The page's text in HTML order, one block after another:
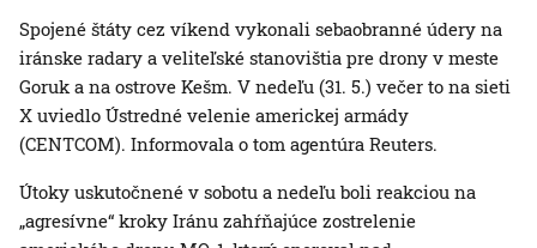
Spojené štáty cez víkend vykonali sebaobranné údery na
iránske radary a veliteľské stanovištia pre drony v meste
Goruk a na ostrove Kešm. V nedeľu (31. 5.) večer to na sieti
X uviedlo Ústredné velenie americkej armády
(CENTCOM). Informovala o tom agentúra Reuters.
Útoky uskutočnené v sobotu a nedeľu boli reakciou na
„agresívne“ kroky Iránu zahŕňajúce zostrelenie